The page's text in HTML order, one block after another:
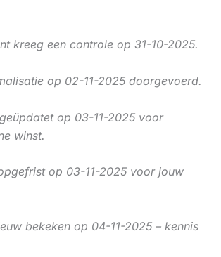
kreeg een controle op 31-10-2025.
op 02-11-2025 doorgevoerd.
op 03-11-2025 voor
winst.
op 03-11-2025 voor jouw
bekeken op 04-11-2025 – kennis